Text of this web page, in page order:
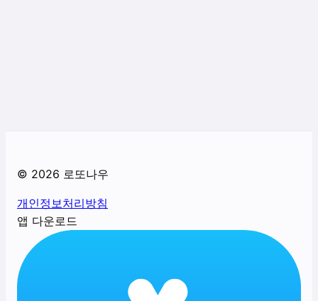
© 2026 로또나우
개인정보처리방침
앱 다운로드